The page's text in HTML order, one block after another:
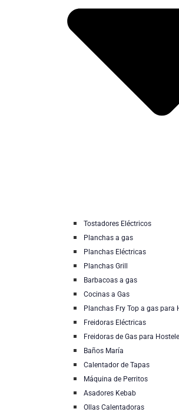
Tostadores Eléctricos
Planchas a gas
Planchas Eléctricas
Planchas Grill
Barbacoas a gas
Cocinas a Gas
Planchas Fry Top a gas para
Freidoras Eléctricas
Freidoras de Gas para
Baños María
Calentador de Tapas
Máquina de Perritos
Asadores Kebab
Ollas Calentadoras